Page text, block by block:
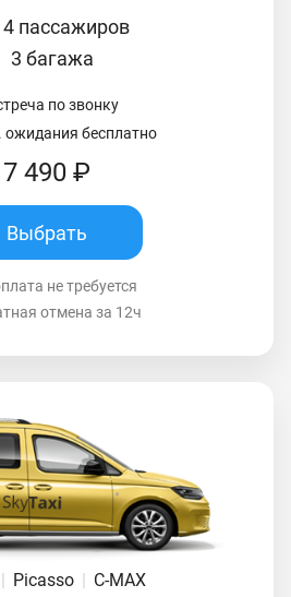
пассажиров
3 багажа
по звонку
ожидания бесплатно
7 490 ₽
Выбрать
не требуется
отмена за 12ч
| Picasso | C-MAX